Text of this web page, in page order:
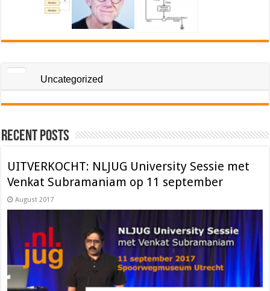
Uncategorized
Recent Posts
UITVERKOCHT: NLJUG University Sessie met
Venkat Subramaniam op 11 september
August 2017